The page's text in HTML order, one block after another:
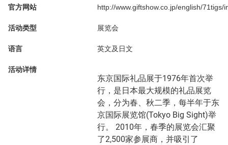
官方网站 http://www.giftshow.co.jp/english/71tigs/
活动类型 展览会
语言 英文及日文
活动详情
东京国际礼品展于1976年首次举
行，是日本最大规模的礼品展览
会，分为春、秋二季，每半年于东
京国际展览馆(Tokyo Big Sight)举
行。 2010年，春季的展览会汇聚
了2,500家参展商，并吸引了